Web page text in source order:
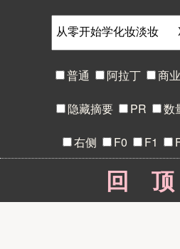
普通 阿拉丁 商
隐藏摘要 PR 数
右侧 F0 F1
回